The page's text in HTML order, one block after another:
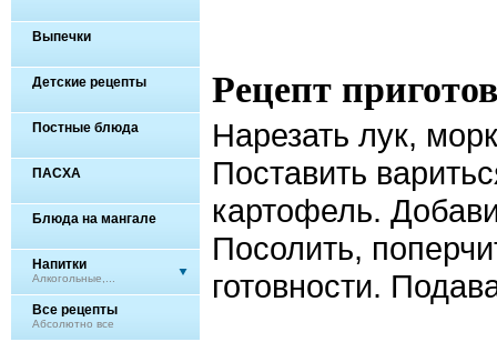
Выпечки
Детские рецепты
Постные блюда
ПАСХА
Блюда на мангале
Напитки
Алкогольные,...
Все рецепты
Абсолютно все
Рецепт
Нарезать лук,
Поставить
картофель.
Посолить,
готовности.